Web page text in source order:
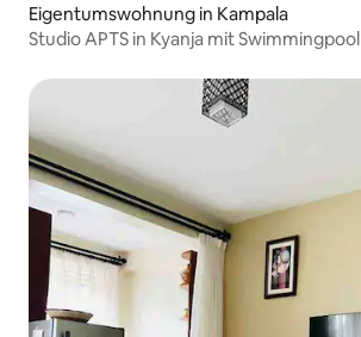
Eigentumswohnung in Kampala
Studio APTS in Kyanja mit Swimmingpool